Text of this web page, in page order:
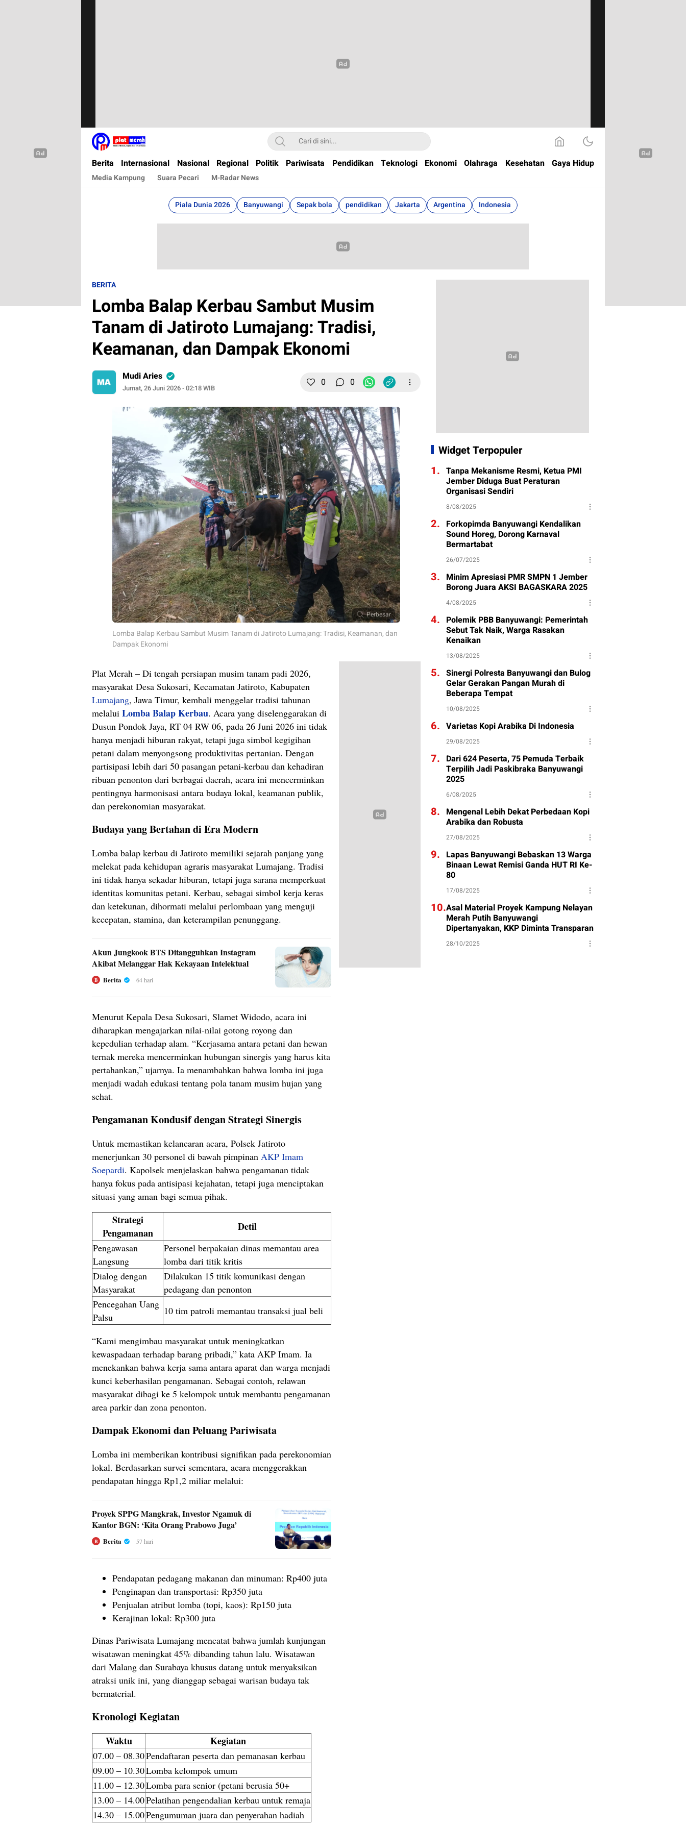
Plat Merah
Berita Terkini, Akurat, Terpercaya Dan Cepat
Berita Internasional Nasional Regional Politik Pariwisata Pendidikan Teknologi Ekonomi Olahraga Kesehatan Gaya Hidup
Media Kampung Suara Pecari M-Radar News
Piala Dunia 2026 Banyuwangi Sepak bola pendidikan Jakarta Argentina Indonesia
BERITA
Lomba Balap Kerbau Sambut Musim
Tanam di Jatiroto Lumajang: Tradisi,
Keamanan, dan Dampak Ekonomi
Mudi Aries
Jumat, 26 Juni 2026 - 02:18 WIB 0 0
Perbesar
Lomba Balap Kerbau Sambut Musim Tanam di Jatiroto Lumajang: Tradisi, Keamanan, dan
Dampak Ekonomi
Plat Merah – Di tengah persiapan musim tanam padi 2026,
masyarakat Desa Sukosari, Kecamatan Jatiroto, Kabupaten
Lumajang, Jawa Timur, kembali menggelar tradisi tahunan
melalui Lomba Balap Kerbau. Acara yang diselenggarakan di
Dusun Pondok Jaya, RT 04 RW 06, pada 26 Juni 2026 ini tidak
hanya menjadi hiburan rakyat, tetapi juga simbol kegigihan
petani dalam menyongsong produktivitas pertanian. Dengan
partisipasi lebih dari 50 pasangan petani-kerbau dan kehadiran
ribuan penonton dari berbagai daerah, acara ini mencerminkan
pentingnya harmonisasi antara budaya lokal, keamanan publik,
dan perekonomian masyarakat.
Budaya yang Bertahan di Era Modern
Lomba balap kerbau di Jatiroto memiliki sejarah panjang yang
melekat pada kehidupan agraris masyarakat Lumajang. Tradisi
ini tidak hanya sekadar hiburan, tetapi juga sarana memperkuat
identitas komunitas petani. Kerbau, sebagai simbol kerja keras
dan ketekunan, dihormati melalui perlombaan yang menguji
kecepatan, stamina, dan keterampilan penunggang.
Akun Jungkook BTS Ditangguhkan Instagram
Akibat Melanggar Hak Kekayaan Intelektual
B Berita 64 hari
Menurut Kepala Desa Sukosari, Slamet Widodo, acara ini
diharapkan mengajarkan nilai-nilai gotong royong dan
kepedulian terhadap alam. “Kerjasama antara petani dan hewan
ternak mereka mencerminkan hubungan sinergis yang harus kita
pertahankan,” ujarnya. Ia menambahkan bahwa lomba ini juga
menjadi wadah edukasi tentang pola tanam musim hujan yang
sehat.
Pengamanan Kondusif dengan Strategi Sinergis
Untuk memastikan kelancaran acara, Polsek Jatiroto
menerjunkan 30 personel di bawah pimpinan AKP Imam
Soepardi. Kapolsek menjelaskan bahwa pengamanan tidak
hanya fokus pada antisipasi kejahatan, tetapi juga menciptakan
situasi yang aman bagi semua pihak.
Strategi
Pengamanan
Detil
Pengawasan
Langsung
Personel berpakaian dinas memantau area
lomba dari titik kritis
Dialog dengan
Masyarakat
Dilakukan 15 titik komunikasi dengan
pedagang dan penonton
Pencegahan Uang
Palsu
10 tim patroli memantau transaksi jual beli
“Kami mengimbau masyarakat untuk meningkatkan
kewaspadaan terhadap barang pribadi,” kata AKP Imam. Ia
menekankan bahwa kerja sama antara aparat dan warga menjadi
kunci keberhasilan pengamanan. Sebagai contoh, relawan
masyarakat dibagi ke 5 kelompok untuk membantu pengamanan
area parkir dan zona penonton.
Dampak Ekonomi dan Peluang Pariwisata
Lomba ini memberikan kontribusi signifikan pada perekonomian
lokal. Berdasarkan survei sementara, acara menggerakkan
pendapatan hingga Rp1,2 miliar melalui:
Proyek SPPG Mangkrak, Investor Ngamuk di
Kantor BGN: ‘Kita Orang Prabowo Juga’
B Berita 57 hari
Pendapatan pedagang makanan dan minuman: Rp400 juta
Penginapan dan transportasi: Rp350 juta
Penjualan atribut lomba (topi, kaos): Rp150 juta
Kerajinan lokal: Rp300 juta
Dinas Pariwisata Lumajang mencatat bahwa jumlah kunjungan
wisatawan meningkat 45% dibanding tahun lalu. Wisatawan
dari Malang dan Surabaya khusus datang untuk menyaksikan
atraksi unik ini, yang dianggap sebagai warisan budaya tak
bermaterial.
Kronologi Kegiatan
Waktu Kegiatan
07.00 – 08.30Pendaftaran peserta dan pemanasan kerbau
09.00 – 10.30Lomba kelompok umum
11.00 – 12.30Lomba para senior (petani berusia 50+
13.00 – 14.00Pelatihan pengendalian kerbau untuk remaja
14.30 – 15.00Pengumuman juara dan penyerahan hadiah
Widget Terpopuler
1. Tanpa Mekanisme Resmi, Ketua PMI
Jember Diduga Buat Peraturan
Organisasi Sendiri
8/08/2025
2. Forkopimda Banyuwangi Kendalikan
Sound Horeg, Dorong Karnaval
Bermartabat
26/07/2025
3. Minim Apresiasi PMR SMPN 1 Jember
Borong Juara AKSI BAGASKARA 2025
4/08/2025
4. Polemik PBB Banyuwangi: Pemerintah
Sebut Tak Naik, Warga Rasakan
Kenaikan
13/08/2025
5. Sinergi Polresta Banyuwangi dan Bulog
Gelar Gerakan Pangan Murah di
Beberapa Tempat
10/08/2025
6. Varietas Kopi Arabika Di Indonesia
29/08/2025
7. Dari 624 Peserta, 75 Pemuda Terbaik
Terpilih Jadi Paskibraka Banyuwangi
2025
6/08/2025
8. Mengenal Lebih Dekat Perbedaan Kopi
Arabika dan Robusta
27/08/2025
9. Lapas Banyuwangi Bebaskan 13 Warga
Binaan Lewat Remisi Ganda HUT RI Ke-
80
17/08/2025
10.Asal Material Proyek Kampung Nelayan
Merah Putih Banyuwangi
Dipertanyakan, KKP Diminta Transparan
28/10/2025